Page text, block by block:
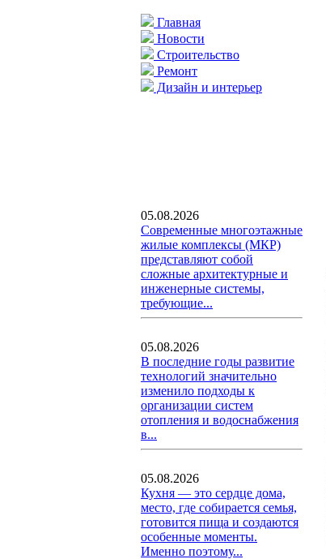
Главная
Новости
Строительство
Ремонт
Дизайн и интерьер
05.08.2026
Современные многоэтажные
жилые комплексы (МКР)
представляют собой
сложные архитектурные и
инженерные системы,
требующие...
05.08.2026
В последние годы развитие
технологий значительно
изменило подходы к
организации систем
отопления и водоснабжения
в...
05.08.2026
Кухня — это сердце дома,
место, где собирается семья,
готовится пища и создаются
особенные моменты.
Именно поэтому...